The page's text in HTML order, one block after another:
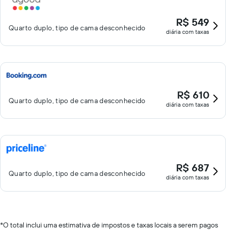
Quarto duplo, tipo de cama desconhecido R$ 549
diária com taxas
Quarto duplo, tipo de cama desconhecido R$ 610
diária com taxas
Quarto duplo, tipo de cama desconhecido R$ 687
diária com taxas
*O total inclui uma estimativa de impostos e taxas locais a serem pagos